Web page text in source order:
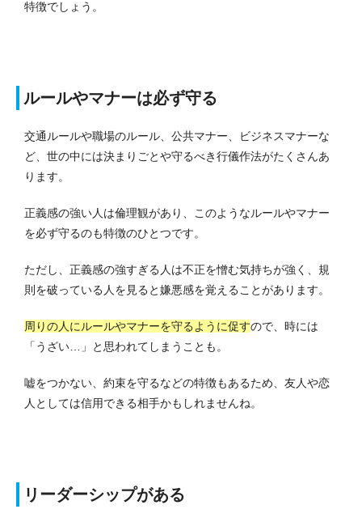
特徴でしょう。
ルールやマナーは必ず守る
交通ルールや職場のルール、公共マナー、ビジネスマナーな
ど、世の中には決まりごとや守るべき行儀作法がたくさんあ
ります。
正義感の強い人は倫理観があり、このようなルールやマナー
を必ず守るのも特徴のひとつです。
ただし、正義感の強すぎる人は不正を憎む気持ちが強く、規
則を破っている人を見ると嫌悪感を覚えることがあります。
周りの人にルールやマナーを守るように促すので、時には
「うざい…」と思われてしまうことも。
嘘をつかない、約束を守るなどの特徴もあるため、友人や恋
人としては信用できる相手かもしれませんね。
リーダーシップがある